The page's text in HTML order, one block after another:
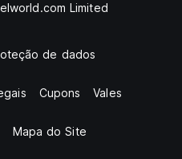
Limited
de dados
Cupons Vales
Mapa do Site